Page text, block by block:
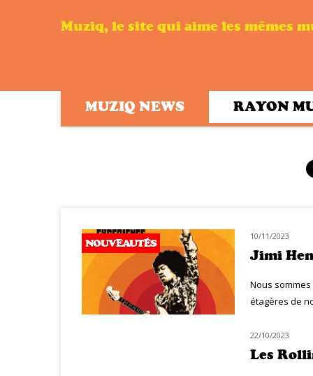
Muziq, le site qui aime les mêmes
MUZIQ NEWS RAYON
NOUVEAUTÉS
10/11/2023
Jimi
Nous sommes
étagères de
22/10/2023
Les